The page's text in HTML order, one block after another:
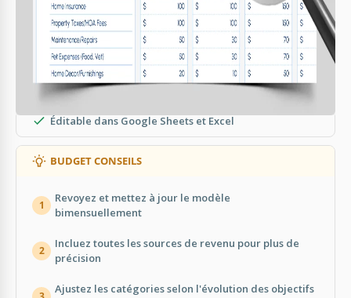
Calculs et formules automatiques
7 colonnes pour suivi bimensuel
Sections de revenus et dépenses personnalisables
Éditable dans Google Sheets et Excel
BUDGET CONSEILS
1
Revoyez et mettez à jour le modèle
bimensuellement
2
Incluez toutes les sources de revenu pour plus de
précision
Ajustez les catégories selon l'évolution des objectifs